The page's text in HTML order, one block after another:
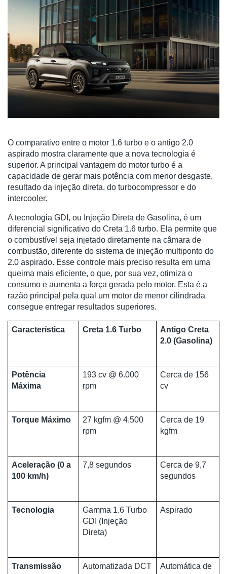
O comparativo entre o motor 1.6 turbo e o antigo 2.0
aspirado mostra claramente que a nova tecnologia é
superior. A principal vantagem do motor turbo é a
capacidade de gerar mais potência com menor desgaste,
resultado da injeção direta, do turbocompressor e do
intercooler.
A tecnologia GDI, ou Injeção Direta de Gasolina, é um
diferencial significativo do Creta 1.6 turbo. Ela permite que
o combustível seja injetado diretamente na câmara de
combustão, diferente do sistema de injeção multiponto do
2.0 aspirado. Esse controle mais preciso resulta em uma
queima mais eficiente, o que, por sua vez, otimiza o
consumo e aumenta a força gerada pelo motor. Esta é a
razão principal pela qual um motor de menor cilindrada
consegue entregar resultados superiores.
Característica Creta 1.6 Turbo
Antigo Creta
2.0 (Gasolina)
Potência
Máxima
193 cv @ 6.000
rpm
Cerca de 156
cv
Torque Máximo
27 kgfm @ 4.500
rpm
Cerca de 19
kgfm
Aceleração (0 a
100 km/h)
7,8 segundos
Cerca de 9,7
segundos
Tecnologia
Gamma 1.6 Turbo
GDI (Injeção
Direta)
Aspirado
Transmissão
Automatizada DCT
Automática de